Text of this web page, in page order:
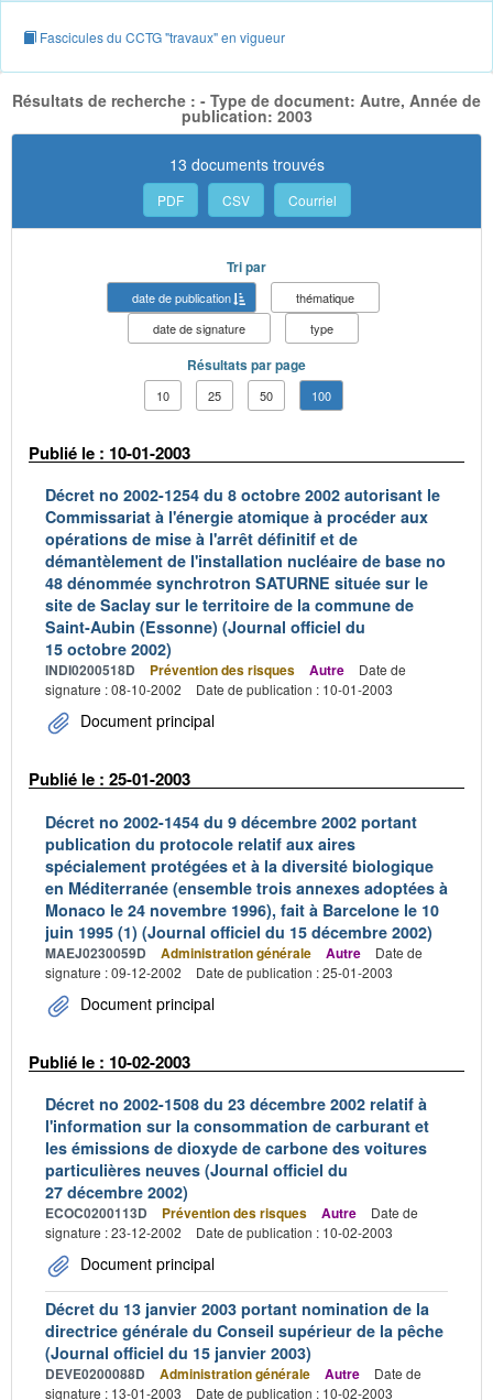
Fascicules du CCTG "travaux" en vigueur
Résultats de recherche : - Type de document: Autre, Année de
publication: 2003
13 documents trouvés
PDF CSV Courriel
Tri par
date de publication
thématique
date de signature
type
Résultats par page
10 25 50 100
Publié le : 10-01-2003
Décret no 2002-1254 du 8 octobre 2002 autorisant le
Commissariat à l'énergie atomique à procéder aux
opérations de mise à l'arrêt définitif et de
démantèlement de l'installation nucléaire de base no
48 dénommée synchrotron SATURNE située sur le
site de Saclay sur le territoire de la commune de
Saint-Aubin (Essonne) (Journal officiel du
15 octobre 2002)
INDI0200518D Prévention des risques Autre
Date de
signature : 08-10-2002
Date de publication : 10-01-2003
Document principal
Publié le : 25-01-2003
Décret no 2002-1454 du 9 décembre 2002 portant
publication du protocole relatif aux aires
spécialement protégées et à la diversité biologique
en Méditerranée (ensemble trois annexes adoptées à
Monaco le 24 novembre 1996), fait à Barcelone le 10
juin 1995 (1) (Journal officiel du 15 décembre 2002)
MAEJ0230059D Administration générale Autre
Date de
signature : 09-12-2002
Date de publication : 25-01-2003
Document principal
Publié le : 10-02-2003
Décret no 2002-1508 du 23 décembre 2002 relatif à
l'information sur la consommation de carburant et
les émissions de dioxyde de carbone des voitures
particulières neuves (Journal officiel du
27 décembre 2002)
ECOC0200113D Prévention des risques Autre
Date de
signature : 23-12-2002
Date de publication : 10-02-2003
Document principal
Décret du 13 janvier 2003 portant nomination de la
directrice générale du Conseil supérieur de la pêche
(Journal officiel du 15 janvier 2003)
DEVE0200088D Administration générale Autre
Date de
signature : 13-01-2003
Date de publication : 10-02-2003